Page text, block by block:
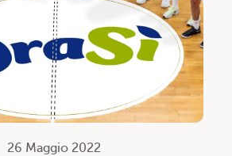
26 Maggio 2022